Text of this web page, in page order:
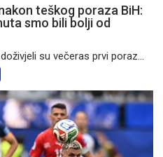
teškog poraza BiH:
smo bili bolji od
su večeras prvi poraz...